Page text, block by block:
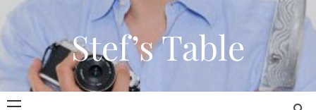
Skip
content
Stef’s Table